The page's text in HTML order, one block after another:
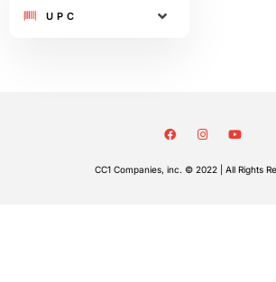
UPC
CC1 Companies, inc. © 2022 | All Rights